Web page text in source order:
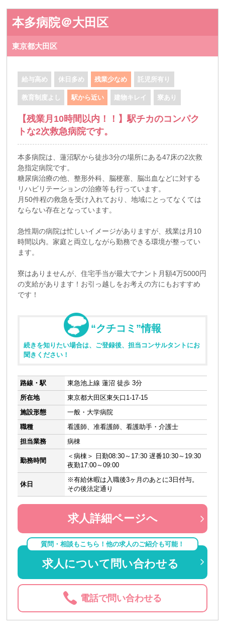
本多病院＠大田区
東京都大田区
給与高め 休日多め 残業少なめ 託児所有り
教育制度よし 駅から近い 建物キレイ 寮あり
【残業月10時間以内！！】駅チカのコンパク
トな2次救急病院です。
本多病院は、蓮沼駅から徒歩3分の場所にある47床の2次救
急指定病院です。
糖尿病治療の他、整形外科、脳梗塞、脳出血などに対する
リハビリテーションの治療等も行っています。
月50件程の救急を受け入れており、地域にとってなくては
ならない存在となっています。
急性期の病院は忙しいイメージがありますが、残業は月10
時間以内。家庭と両立しながら勤務できる環境が整ってい
ます。
寮はありませんが、住宅手当が最大でナント月額4万5000円
の支給があります！お引っ越しをお考えの方にもおすすめ
です！
“クチコミ”情報
続きを知りたい場合は、ご登録後、担当コンサルタントにお
聞きください！
路線・駅
東急池上線 蓮沼 徒歩 3分
所在地
東京都大田区東矢口1-17-15
施設形態
一般・大学病院
職種
看護師、准看護師、看護助手・介護士
担当業務
病棟
勤務時間
＜病棟＞ 日勤08:30～17:30 遅番10:30～19:30
夜勤17:00～09:00
休日
※有給休暇は入職後3ヶ月のあとに3日付与。
その後法定通り
求人詳細ページへ
質問・相談もこちら！他の求人のご紹介も可能！
求人について問い合わせる
電話で問い合わせる